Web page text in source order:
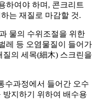
하여야 하며, 콘크리트
는 재질로 마감할 것.
물의 수위조절을 위한
레 등 오염물질이 들어가
의 세목(細木) 스크린을
수과정에서 들어간 오수
지하기 위하여 배수용